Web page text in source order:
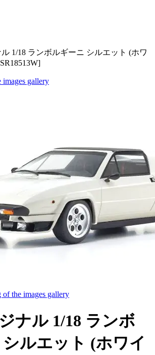
1/18 ランボルギーニ シルエット (ホワ
images gallery
the images gallery
ナル 1/18 ランボ
ルエット (ホワイ